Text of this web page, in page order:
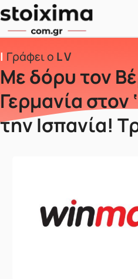
Skip to main content
Γράφει ο L V
Με δόρυ τον
Γερμανία στον
την Ισπανία!